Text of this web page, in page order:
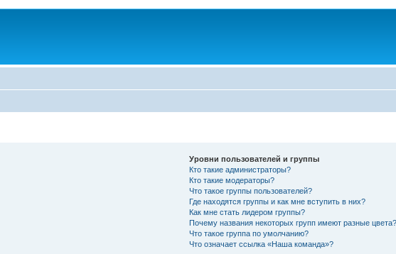
Уровни пользователей и группы
Кто такие администраторы?
Кто такие модераторы?
Что такое группы пользователей?
Где находятся группы и как мне вступить в них?
Как мне стать лидером группы?
Почему названия некоторых групп имеют разные цвета?
Что такое группа по умолчанию?
Что означает ссылка «Наша команда»?